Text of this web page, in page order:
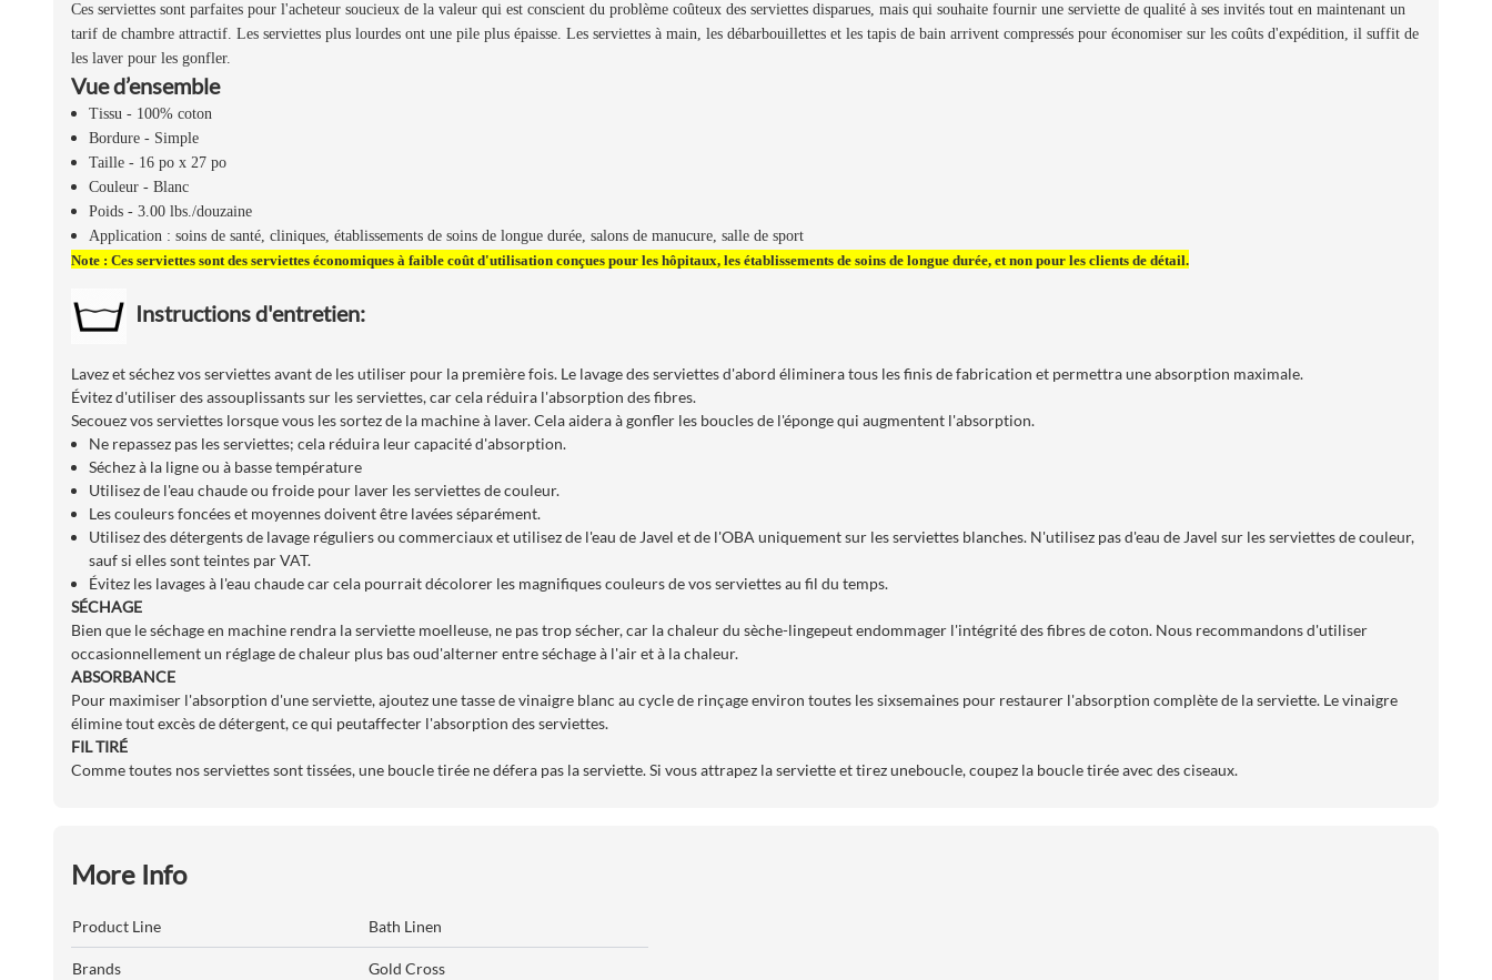
Ces serviettes sont parfaites pour l'acheteur soucieux de la valeur qui est conscient du problème coûteux des serviettes disparues, mais qui souhaite fournir une serviette de qualité à ses invités tout en maintenant un
tarif de chambre attractif. Les serviettes plus lourdes ont une pile plus épaisse. Les serviettes à main, les débarbouillettes et les tapis de bain arrivent compressés pour économiser sur les coûts d'expédition, il suffit de
les laver pour les gonfler.
Vue d’ensemble
Tissu - 100% coton
Bordure - Simple
Taille - 16 po x 27 po
Couleur - Blanc
Poids - 3.00 lbs./douzaine
Application : soins de santé, cliniques, établissements de soins de longue durée, salons de manucure, salle de sport
Note : Ces serviettes sont des serviettes économiques à faible coût d'utilisation conçues pour les hôpitaux, les établissements de soins de longue durée, et non pour les clients de détail.
Instructions d'entretien:
Lavez et séchez vos serviettes avant de les utiliser pour la première fois. Le lavage des serviettes d'abord éliminera tous les finis de fabrication et permettra une absorption maximale.
Évitez d'utiliser des assouplissants sur les serviettes, car cela réduira l'absorption des fibres.
Secouez vos serviettes lorsque vous les sortez de la machine à laver. Cela aidera à gonfler les boucles de l'éponge qui augmentent l'absorption.
Ne repassez pas les serviettes; cela réduira leur capacité d'absorption.
Séchez à la ligne ou à basse température
Utilisez de l'eau chaude ou froide pour laver les serviettes de couleur.
Les couleurs foncées et moyennes doivent être lavées séparément.
Utilisez des détergents de lavage réguliers ou commerciaux et utilisez de l'eau de Javel et de l'OBA uniquement sur les serviettes blanches. N'utilisez pas d'eau de Javel sur les serviettes de couleur,
sauf si elles sont teintes par VAT.
Évitez les lavages à l'eau chaude car cela pourrait décolorer les magnifiques couleurs de vos serviettes au fil du temps.
SÉCHAGE
Bien que le séchage en machine rendra la serviette moelleuse, ne pas trop sécher, car la chaleur du sèche-lingepeut endommager l'intégrité des fibres de coton. Nous recommandons d'utiliser
occasionnellement un réglage de chaleur plus bas oud'alterner entre séchage à l'air et à la chaleur.
ABSORBANCE
Pour maximiser l'absorption d'une serviette, ajoutez une tasse de vinaigre blanc au cycle de rinçage environ toutes les sixsemaines pour restaurer l'absorption complète de la serviette. Le vinaigre
élimine tout excès de détergent, ce qui peutaffecter l'absorption des serviettes.
FIL TIRÉ
Comme toutes nos serviettes sont tissées, une boucle tirée ne défera pas la serviette. Si vous attrapez la serviette et tirez uneboucle, coupez la boucle tirée avec des ciseaux.
More Info
Product Line Bath Linen
Brands Gold Cross